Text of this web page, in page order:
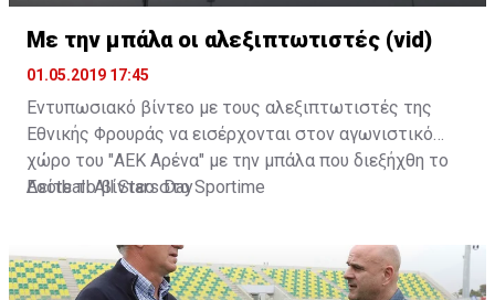
Με την μπάλα οι αλεξιπτωτιστές (vid)
01.05.2019 17:45
Εντυπωσιακό βίντεο με τους αλεξιπτωτιστές της
Εθνικής Φρουράς να εισέρχονται στον αγωνιστικό
χώρο του "ΑΕΚ Αρένα" με την μπάλα που διεξήχθη το
Football All Stars Day
Δείτε το βίντεο στοSportime